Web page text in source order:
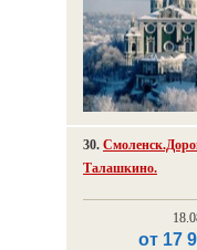
30.
Талашкино.
от 17